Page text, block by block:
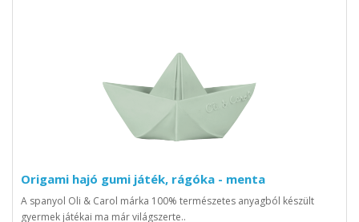
Origami hajó gumi játék, rágóka - menta
A spanyol Oli & Carol márka 100% természetes anyagból készült
gyermek játékai ma már világszerte..